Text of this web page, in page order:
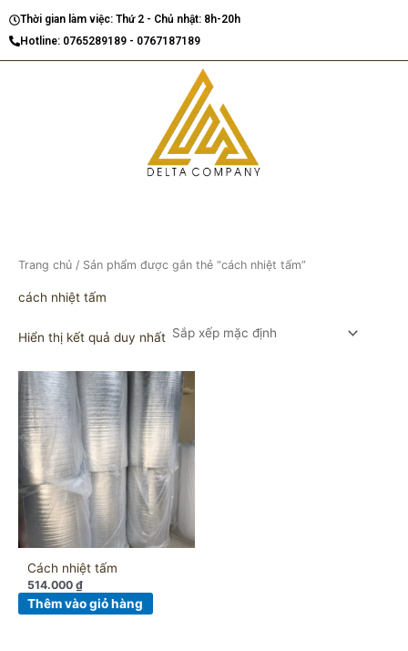
tới
nội
Thời gian làm việc: Thứ 2 - Chủ nhật: 8h-20h
Hotline: 0765289189 - 0767187189
Trang chủ / Sản phẩm được gắn thẻ “cách nhiệt tấm”
cách nhiệt tấm
Hiển thị kết quả duy nhất
Cách nhiệt tấm
514.000 ₫
Thêm vào giỏ hàng